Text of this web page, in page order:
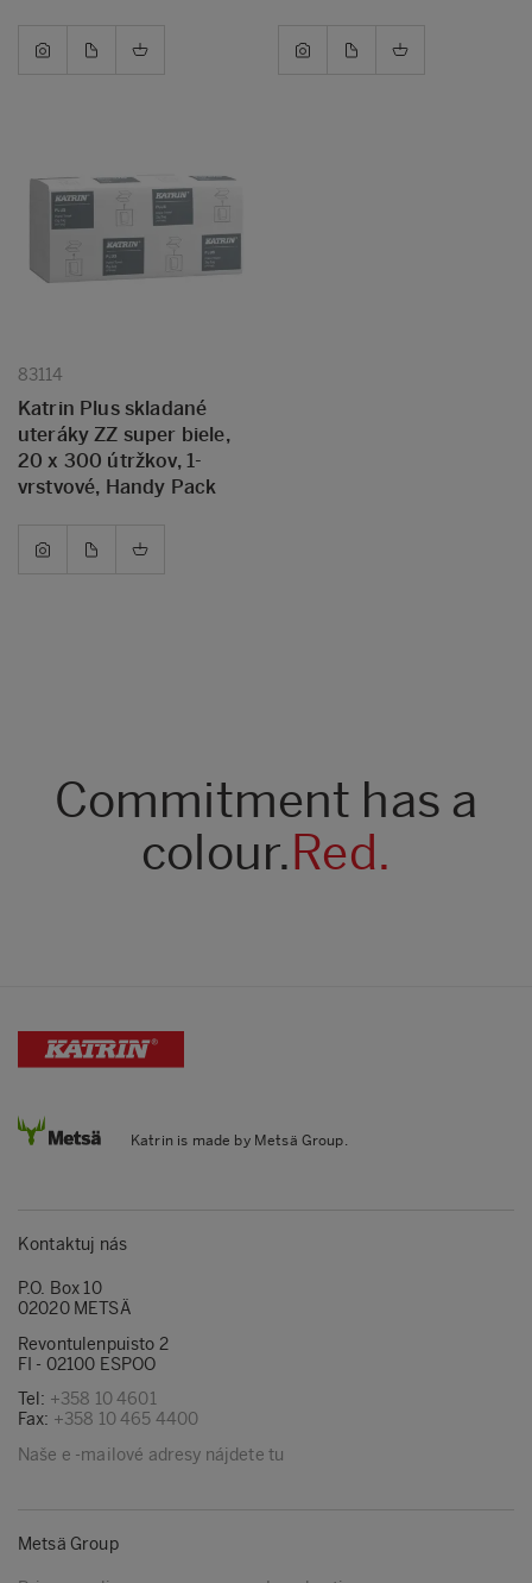
83114
Katrin Plus skladané
uteráky ZZ super biele,
20 x 300 útržkov, 1-
vrstvové, Handy Pack
Commitment has a
colour.Red.
Katrin is made by Metsä Group.
Kontaktuj nás
P.O. Box 10
02020 METSÄ
Revontulenpuisto 2
FI - 02100 ESPOO
Tel: +358 10 4601
Fax: +358 10 465 4400
Naše e -mailové adresy nájdete tu
Metsä Group